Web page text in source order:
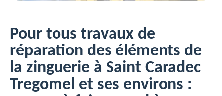
Pour tous travaux de
réparation des éléments de
la zinguerie à Saint Caradec
Tregomel et ses environs :